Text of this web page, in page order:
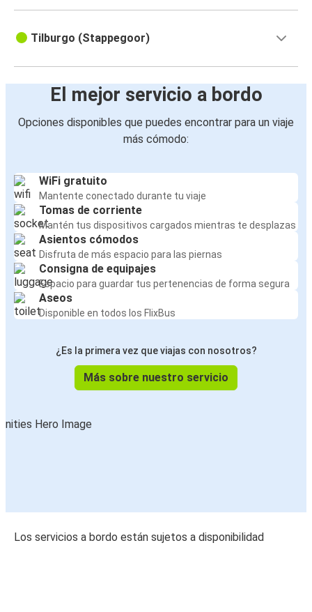
Tilburgo (Stappegoor)
El mejor servicio a bordo
Opciones disponibles que puedes encontrar para un viaje
más cómodo:
WiFi gratuito
Mantente conectado durante tu viaje
Tomas de corriente
Mantén tus dispositivos cargados mientras te desplazas
Asientos cómodos
Disfruta de más espacio para las piernas
Consigna de equipajes
Espacio para guardar tus pertenencias de forma segura
Aseos
Disponible en todos los FlixBus
¿Es la primera vez que viajas con nosotros?
Más sobre nuestro servicio
Los servicios a bordo están sujetos a disponibilidad